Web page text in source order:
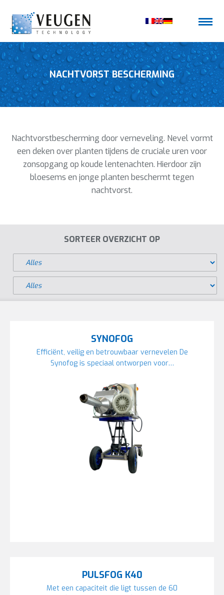
NACHTVORST BESCHERMING
Nachtvorstbescherming door verneveling. Nevel vormt
een deken over planten tijdens de cruciale uren voor
zonsopgang op koude lentenachten. Hierdoor zijn
bloesems en jonge planten beschermt tegen
nachtvorst.
SORTEER OVERZICHT OP
SYNOFOG
Efficiënt, veilig en betrouwbaar vernevelen De
Synofog is speciaal ontworpen voor…
PULSFOG K40
Met een capaciteit die ligt tussen de 60